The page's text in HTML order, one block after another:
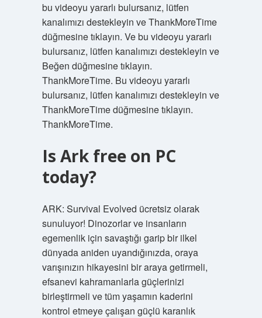
bu videoyu yararlı bulursanız, lütfen
kanalımızı destekleyin ve ThankMoreTime
düğmesine tıklayın. Ve bu videoyu yararlı
bulursanız, lütfen kanalımızı destekleyin ve
Beğen düğmesine tıklayın.
ThankMoreTime. Bu videoyu yararlı
bulursanız, lütfen kanalımızı destekleyin ve
ThankMoreTime düğmesine tıklayın.
ThankMoreTime.
Is Ark free on PC
today?
ARK: Survival Evolved ücretsiz olarak
sunuluyor! Dinozorlar ve insanların
egemenlik için savaştığı garip bir ilkel
dünyada aniden uyandığınızda, oraya
varışınızın hikayesini bir araya getirmeli,
efsanevi kahramanlarla güçlerinizi
birleştirmeli ve tüm yaşamın kaderini
kontrol etmeye çalışan güçlü karanlık